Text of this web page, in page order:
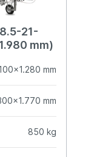
21-
mm)
mm
mm
850 kg